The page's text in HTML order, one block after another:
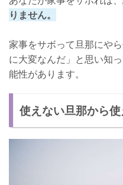
りません。
家事をサボって旦那にや
に大変なんだ」と思い知
能性があります。
使えない旦那から